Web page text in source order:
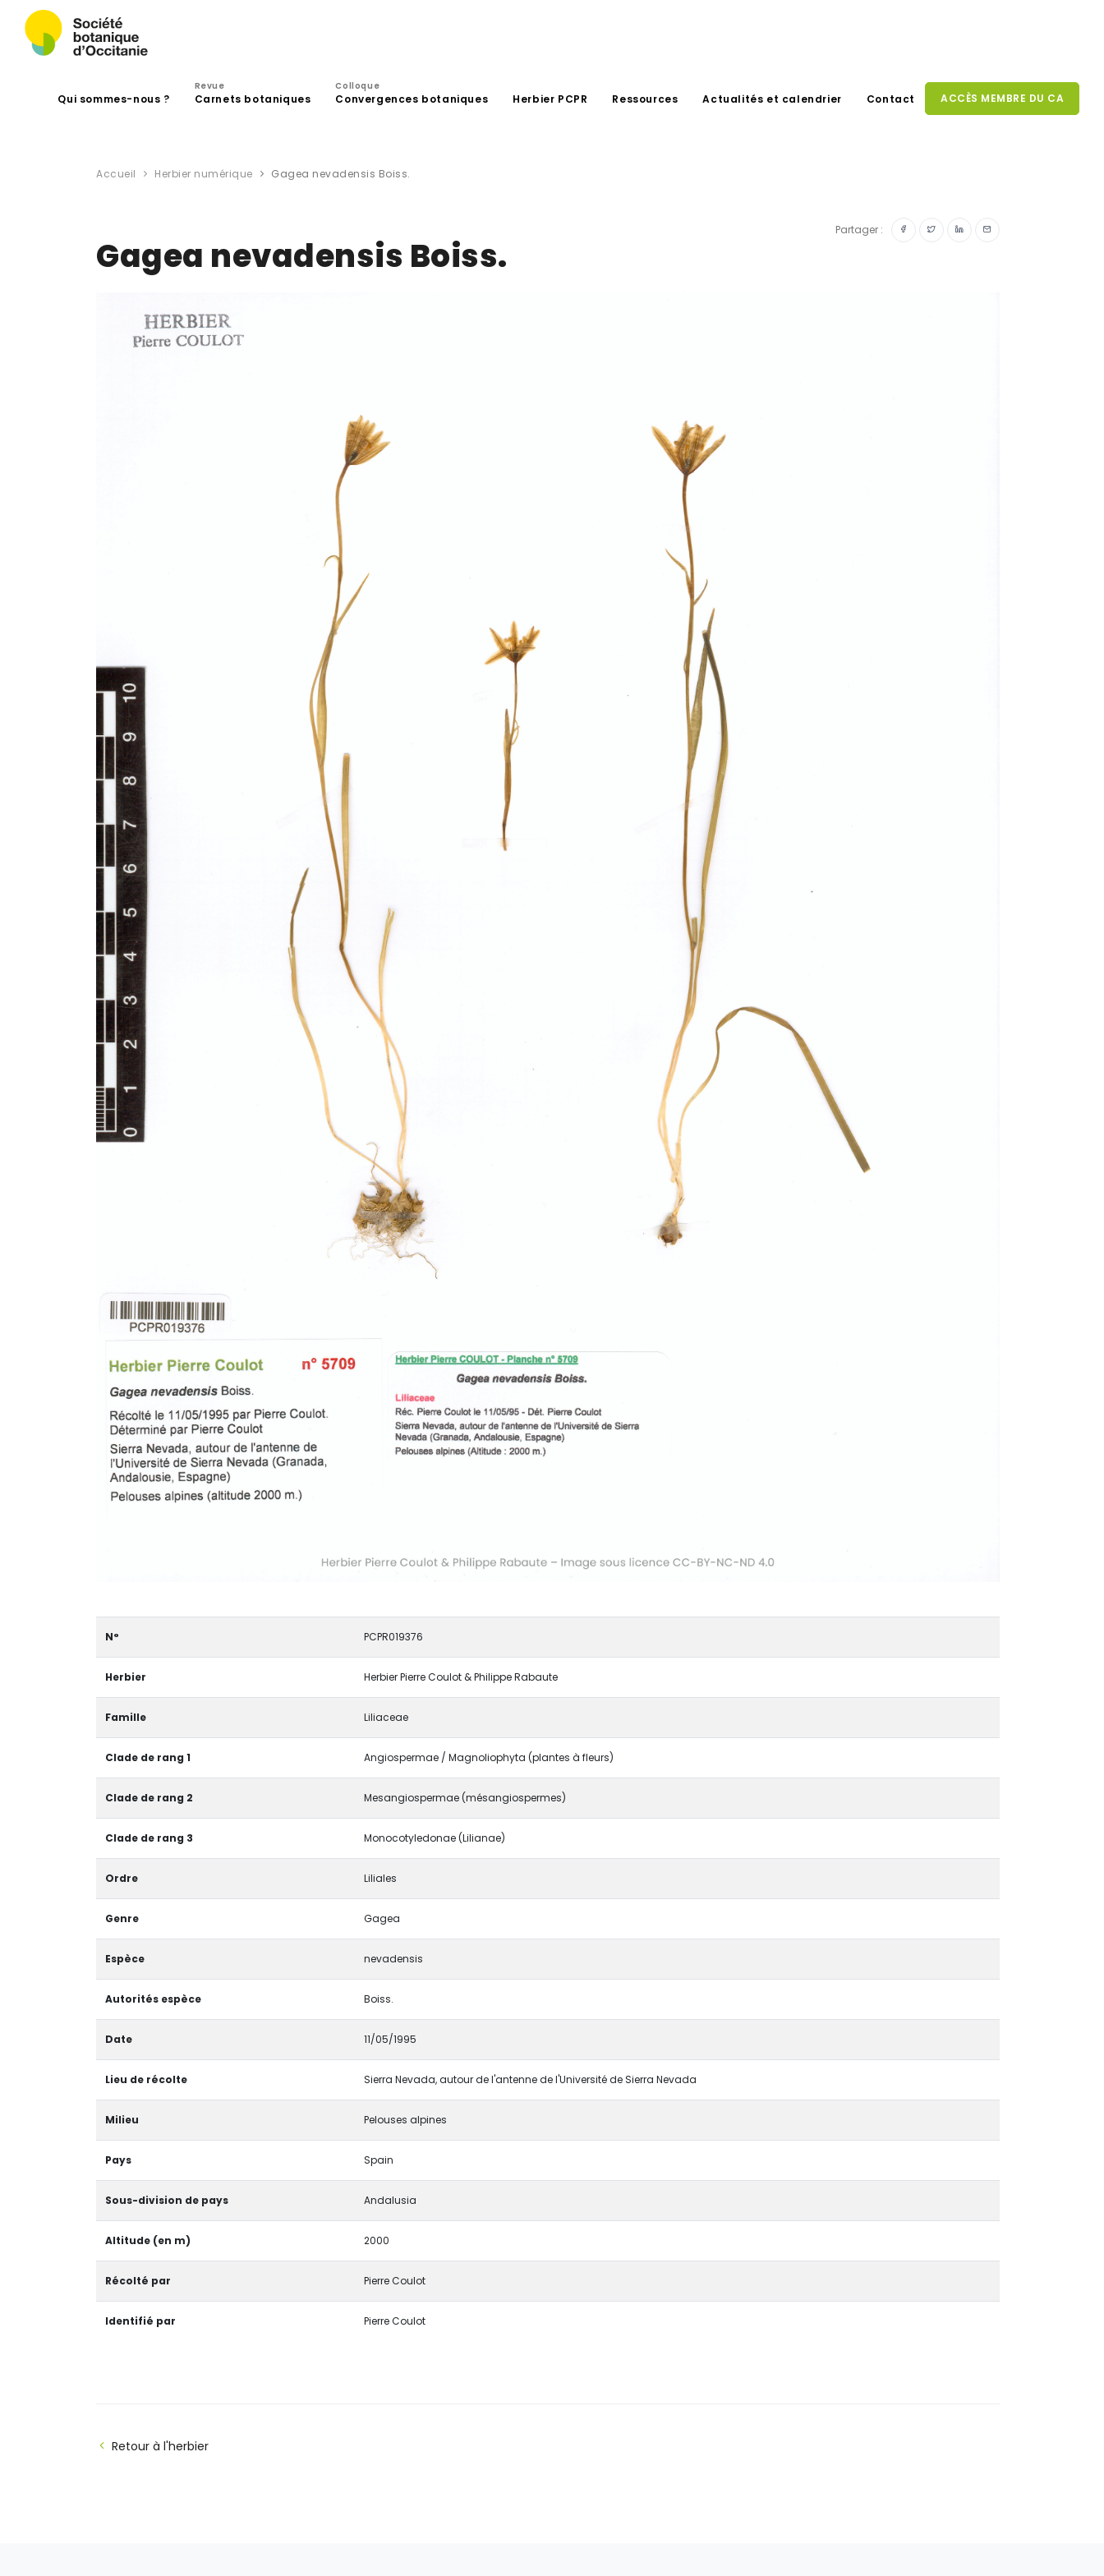
Qui sommes-nous ?
Revue
Carnets botaniques
Colloque
Convergences botaniques Herbier PCPR Ressources Actualités et calendrier Contact ACCÈS MEMBRE DU CA
Accueil Herbier numérique Gagea nevadensis Boiss.
Partager :
Gagea nevadensis Boiss.
N° PCPR019376
Herbier Herbier Pierre Coulot & Philippe Rabaute
Famille Liliaceae
Clade de rang 1 Angiospermae / Magnoliophyta (plantes à fleurs)
Clade de rang 2 Mesangiospermae (mésangiospermes)
Clade de rang 3 Monocotyledonae (Lilianae)
Ordre Liliales
Genre Gagea
Espèce nevadensis
Autorités espèce Boiss.
Date 11/05/1995
Lieu de récolte Sierra Nevada, autour de l'antenne de l'Université de Sierra Nevada
Milieu Pelouses alpines
Pays Spain
Sous-division de pays Andalusia
Altitude (en m) 2000
Récolté par Pierre Coulot
Identifié par Pierre Coulot
Retour à l'herbier